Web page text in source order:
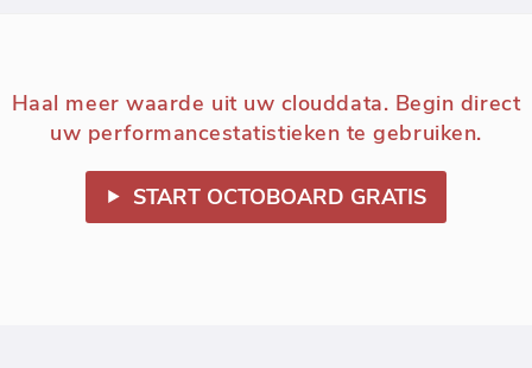
Haal meer waarde uit uw clouddata. Begin direct
uw performancestatistieken te gebruiken.
START OCTOBOARD GRATIS